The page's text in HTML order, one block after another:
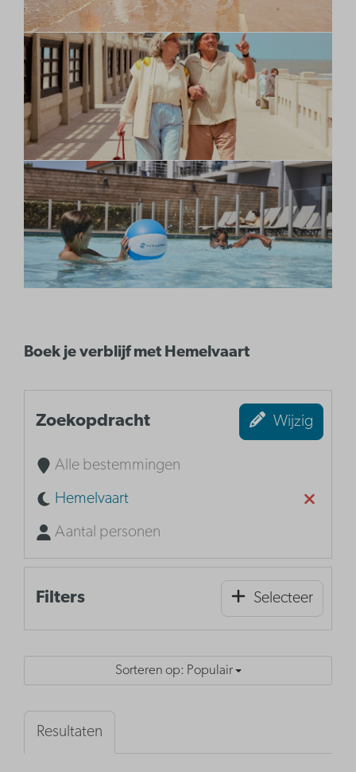
Boek je verblijf met Hemelvaart
Zoekopdracht Wijzig
Alle bestemmingen
Hemelvaart
Aantal personen
Filters Selecteer
Sorteren op: Populair
Resultaten